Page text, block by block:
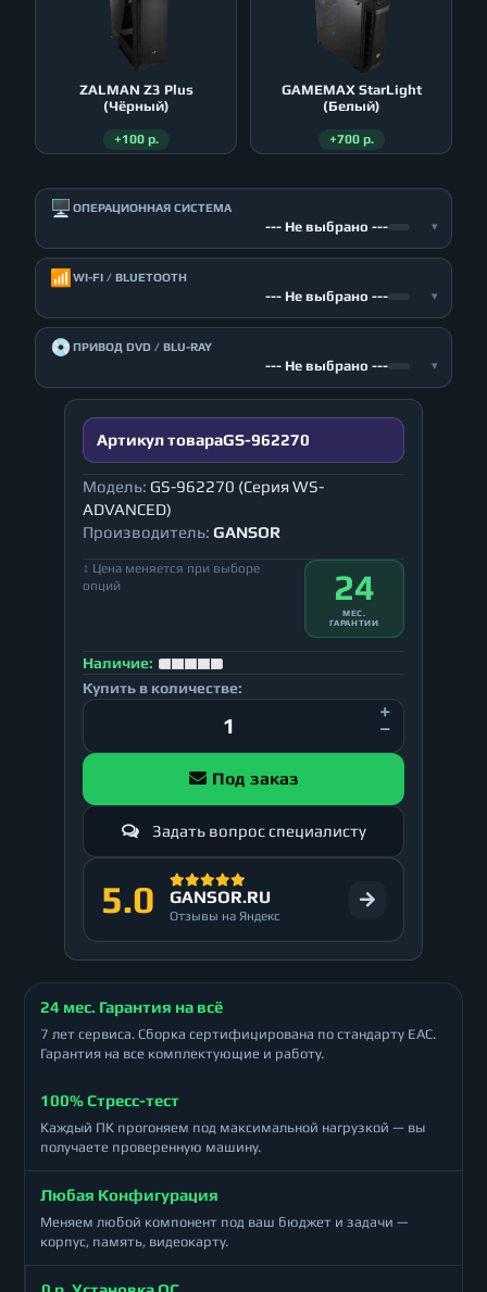
ZALMAN Z3 Plus
(Чёрный)
+100 р.
GAMEMAX StarLight
(Белый)
+700 р.
🖥️ ОПЕРАЦИОННАЯ СИСТЕМА
--- Не выбрано --- ▾
📶 WI-FI / BLUETOOTH
--- Не выбрано --- ▾
💿ПРИВОД DVD / BLU-RAY
--- Не выбрано --- ▾
Артикул товараGS-962270
Модель: GS-962270 (Серия WS-
ADVANCED)
Производитель: GANSOR
↕ Цена меняется при выборе
опций
24
МЕС.
ГАРАНТИИ
Наличие:
Купить в количестве:
Под заказ
Задать вопрос специалисту
5.0 GANSOR.RU
Отзывы на Яндекс
24 мес. Гарантия на всё
7 лет сервиса. Сборка сертифицирована по стандарту ЕАС.
Гарантия на все комплектующие и работу.
100% Стресс-тест
Каждый ПК прогоняем под максимальной нагрузкой — вы
получаете проверенную машину.
Любая Конфигурация
Меняем любой компонент под ваш бюджет и задачи —
корпус, память, видеокарту.